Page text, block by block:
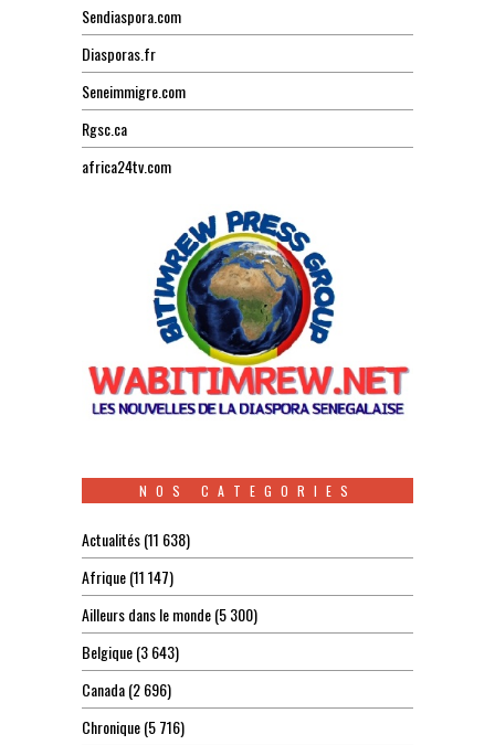
Sendiaspora.com
Diasporas.fr
Seneimmigre.com
Rgsc.ca
africa24tv.com
NOS CATEGORIES
Actualités(11 638)
Afrique(11 147)
Ailleurs dans le monde(5 300)
Belgique(3 643)
Canada(2 696)
Chronique(5 716)